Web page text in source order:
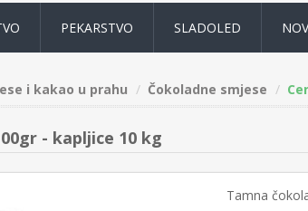
PEKARSTVO SLADOLED
i kakao u prahu Čokoladne smjese
- kapljice 10 kg
Tamna